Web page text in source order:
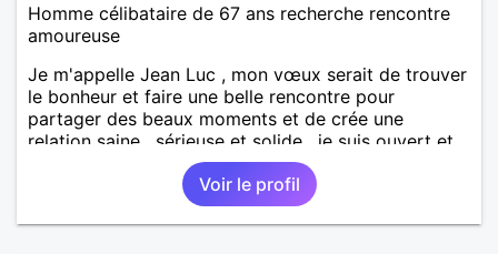
Homme célibataire de 67 ans recherche rencontre
amoureuse
Je m'appelle Jean Luc , mon vœux serait de trouver
le bonheur et faire une belle rencontre pour
partager des beaux moments et de crée une
relation saine , sérieuse et solide , je suis ouvert et
Voir le profil